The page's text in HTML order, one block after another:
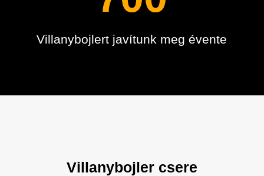
Villanybojlert javítunk meg évente
Villanybojler csere